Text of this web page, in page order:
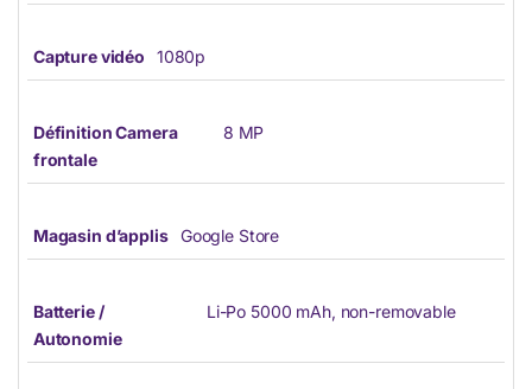
Capture vidéo 1080p
Définition Camera
frontale
8 MP
Magasin d’applis Google Store
Batterie /
Autonomie
Li-Po 5000 mAh, non-removable